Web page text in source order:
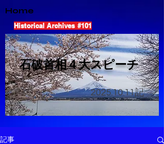
Home
Historical Archives #101
​石破首相４大スピーチ
2025.10.11記
記事